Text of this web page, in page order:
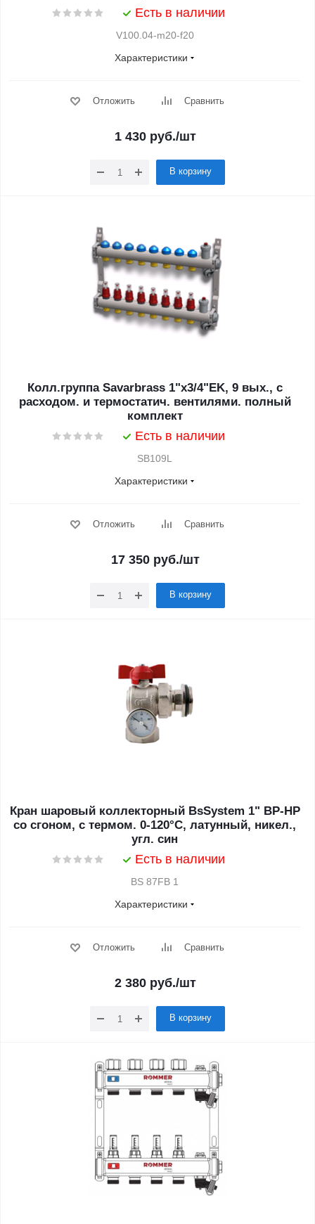
Есть в наличии
V100.04-m20-f20
Характеристики
Отложить Сравнить
1 430руб./шт
В корзину
Колл.группа Savarbrass 1"х3/4"EK, 9 вых., с
расходом. и термостатич. вентилями. полный
комплект
Есть в наличии
SB109L
Характеристики
Отложить Сравнить
17 350руб./шт
В корзину
Кран шаровый коллекторный BsSystem 1" ВР-НР
со сгоном, с термом. 0-120°С, латунный, никел.,
угл. син
Есть в наличии
BS 87FB 1
Характеристики
Отложить Сравнить
2 380руб./шт
В корзину